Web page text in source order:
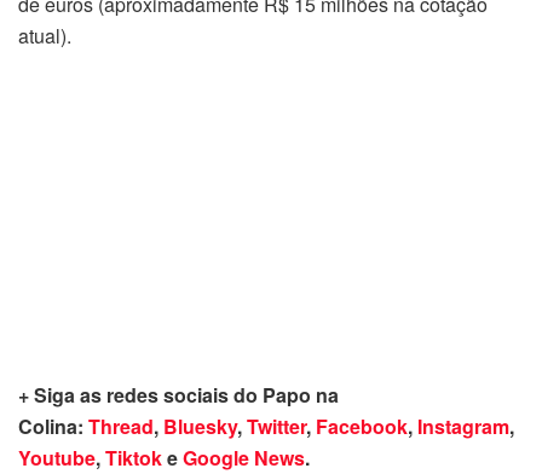
atual).
+ Siga as redes sociais do Papo na
Colina: Thread, Bluesky,Twitter, Facebook, Instagram,
Youtube,TiktokeGoogle News.